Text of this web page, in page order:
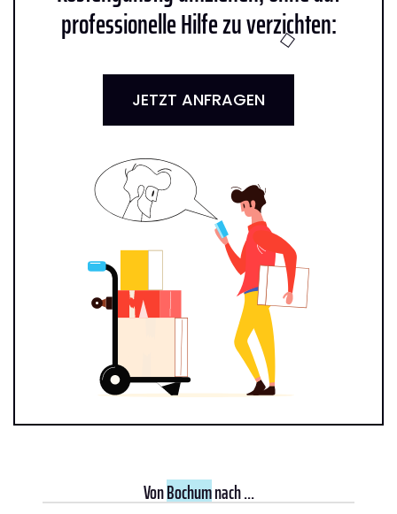
professionelle Hilfe zu verzichten:
JETZT ANFRAGEN
VonBochumnach ...